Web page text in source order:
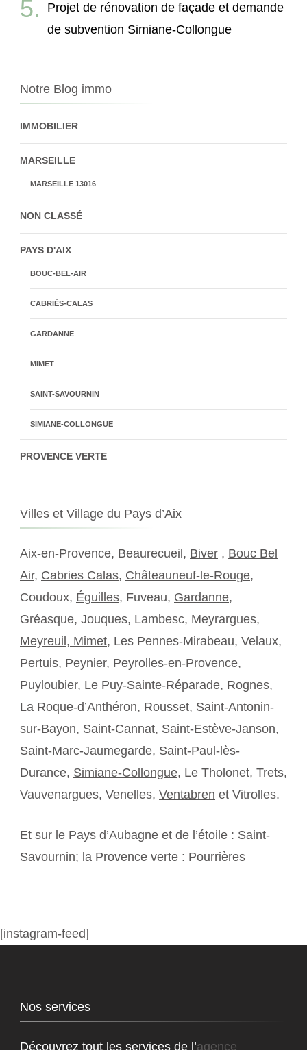
Projet de rénovation de façade et demande
de subvention Simiane-Collongue
Notre Blog immo
IMMOBILIER
MARSEILLE
MARSEILLE 13016
NON CLASSÉ
PAYS D'AIX
BOUC-BEL-AIR
CABRIÈS-CALAS
GARDANNE
MIMET
SAINT-SAVOURNIN
SIMIANE-COLLONGUE
PROVENCE VERTE
Villes et Village du Pays d’Aix
Aix-en-Provence, Beaurecueil, Biver , Bouc Bel
Air, Cabries Calas, Châteauneuf-le-Rouge,
Coudoux, Éguilles, Fuveau, Gardanne,
Gréasque, Jouques, Lambesc, Meyrargues,
Meyreuil, Mimet, Les Pennes-Mirabeau, Velaux,
Pertuis, Peynier, Peyrolles-en-Provence,
Puyloubier, Le Puy-Sainte-Réparade, Rognes,
La Roque-d’Anthéron, Rousset, Saint-Antonin-
sur-Bayon, Saint-Cannat, Saint-Estève-Janson,
Saint-Marc-Jaumegarde, Saint-Paul-lès-
Durance, Simiane-Collongue, Le Tholonet, Trets,
Vauvenargues, Venelles, Ventabren et Vitrolles.
Et sur le Pays d’Aubagne et de l’étoile : Saint-
Savournin; la Provence verte : Pourrières
[instagram-feed]
Nos services
Découvrez tout les services de l’agence